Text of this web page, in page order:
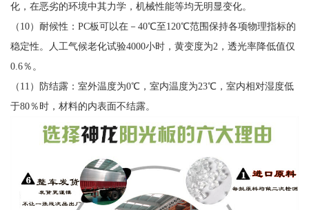
化，在恶劣的环境中其力学，机械性能等均无明显变化。
（10）耐候性：PC板可以在－40℃至120℃范围保持各项物理指标的
稳定性。人工气候老化试验4000小时，黄变度为2，透光率降低值仅
0.6％。
（11）防结露：室外温度为0℃，室内温度为23℃，室内相对湿度低
于80％时，材料的内表面不结露。